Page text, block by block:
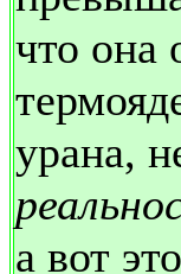
что она
урана,
а вот